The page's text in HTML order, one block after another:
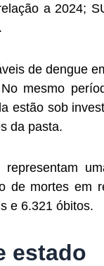
a 2024;
de dengue
mesmo
estão sob
da pasta.
de mortes em
e 6.321 óbitos.
estado